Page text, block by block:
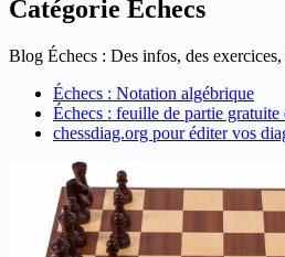
Catégorie Echecs
Blog Échecs : Des infos, des
Échecs : Notation algébrique
Échecs : feuille de partie gratuite
chessdiag.org pour éditer vos